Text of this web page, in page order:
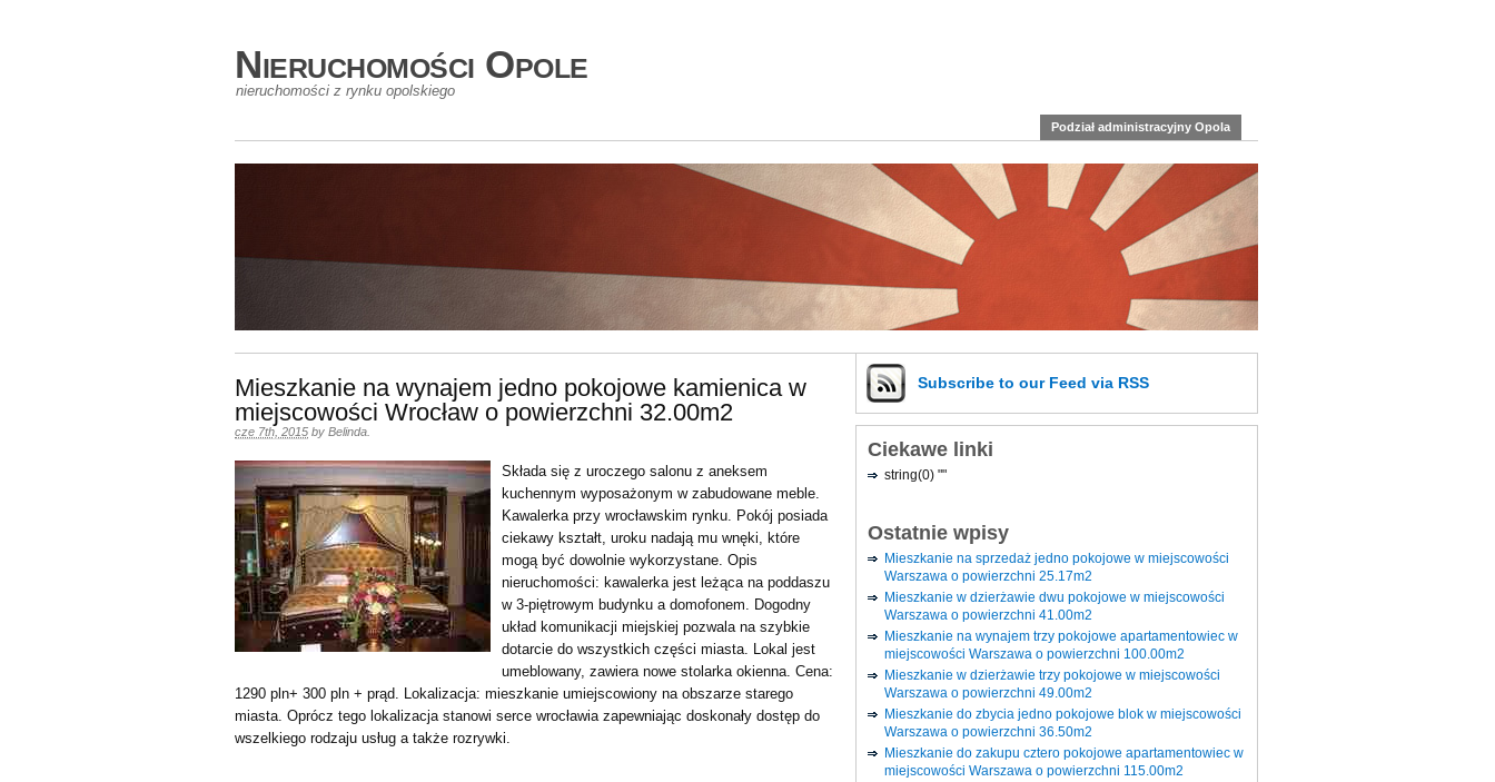
Nieruchomości Opole
nieruchomości z rynku opolskiego
Podział administracyjny Opola
Mieszkanie na wynajem jedno pokojowe kamienica w
miejscowości Wrocław o powierzchni 32.00m2
cze 7th, 2015 by Belinda
Składa się z uroczego salonu z aneksem
kuchennym wyposażonym w zabudowane meble.
Kawalerka przy wrocławskim rynku. Pokój posiada
ciekawy kształt, uroku nadają mu wnęki, które
mogą być dowolnie wykorzystane. Opis
nieruchomości: kawalerka jest leżąca na poddaszu
w 3-piętrowym budynku a domofonem. Dogodny
układ komunikacji miejskiej pozwala na szybkie
dotarcie do wszystkich części miasta. Lokal jest
umeblowany, zawiera nowe stolarka okienna. Cena:
1290 pln+ 300 pln + prąd. Lokalizacja: mieszkanie umiejscowiony na obszarze starego
miasta. Oprócz tego lokalizacja stanowi serce wrocławia zapewniając doskonały dostęp do
wszelkiego rodzaju usług a także rozrywki.
Subscribe to our Feed via RSS
Ciekawe linki
string(0) ""
Ostatnie wpisy
Mieszkanie na sprzedaż jedno pokojowe w miejscowości
Warszawa o powierzchni 25.17m2
Mieszkanie w dzierżawie dwu pokojowe w miejscowości
Warszawa o powierzchni 41.00m2
Mieszkanie na wynajem trzy pokojowe apartamentowiec w
miejscowości Warszawa o powierzchni 100.00m2
Mieszkanie w dzierżawie trzy pokojowe w miejscowości
Warszawa o powierzchni 49.00m2
Mieszkanie do zbycia jedno pokojowe blok w miejscowości
Warszawa o powierzchni 36.50m2
Mieszkanie do zakupu cztero pokojowe apartamentowiec w
miejscowości Warszawa o powierzchni 115.00m2